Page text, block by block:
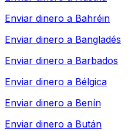
Enviar dinero a Bahréin
Enviar dinero a Bangladés
Enviar dinero a Barbados
Enviar dinero a Bélgica
Enviar dinero a Benín
Enviar dinero a Bután